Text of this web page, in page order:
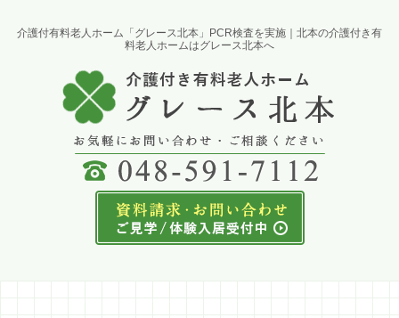
介護付有料老人ホーム「グレース北本」PCR検査を実施｜北本の介護付き有
料老人ホームはグレース北本へ